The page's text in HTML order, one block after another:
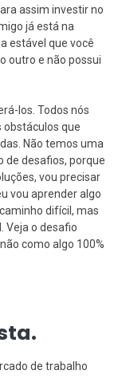
assim investir no
já está na
estável que você
outro e não possui
los. Todos nós
obstáculos que
Não temos uma
de desafios, porque
vou precisar
vou aprender algo
difícil, mas
Veja o desafio
como algo 100%
de trabalho